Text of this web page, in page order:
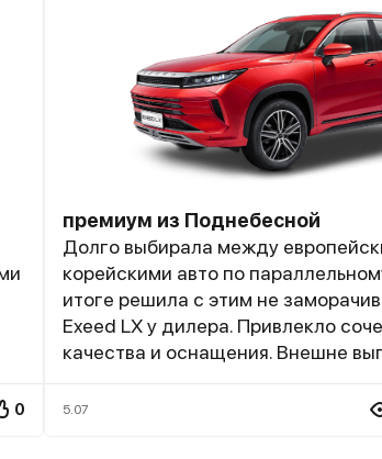
0
премиум из Поднебесной
Долго выбирала между
корейскими авто по
итоге решила с этим не
Exeed LX у дилера. Привлекло
качества и оснащения. Внешне
материалами отделки и хорошей
5.07